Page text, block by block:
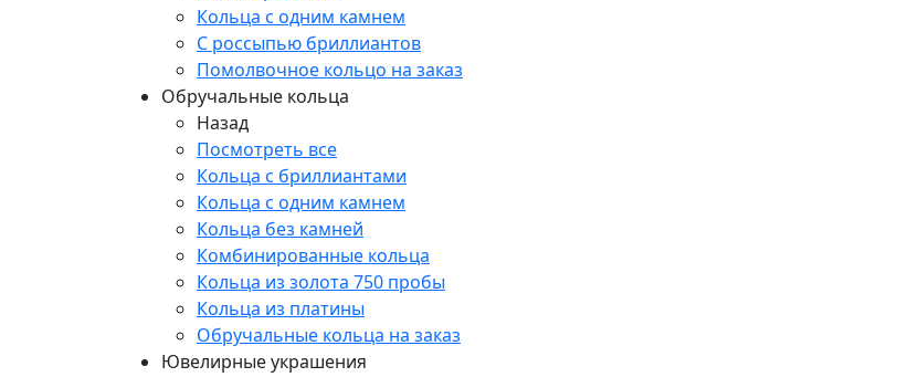
Кольца с одним камнем
С россыпью бриллиантов
Помолвочное кольцо на заказ
Обручальные кольца
Назад
Посмотреть все
Кольца с бриллиантами
Кольца с одним камнем
Кольца без камней
Комбинированные кольца
Кольца из золота 750 пробы
Кольца из платины
Обручальные кольца на заказ
Ювелирные украшения